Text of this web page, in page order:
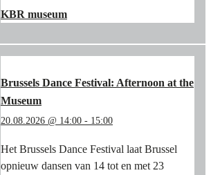
VLIEG
MUSEUM"
KBR museum
Brussels Dance Festival: Afternoon at the
Museum
20.08.2026 @ 14:00 - 15:00
Het Brussels Dance Festival laat Brussel
opnieuw dansen van 14 tot en met 23